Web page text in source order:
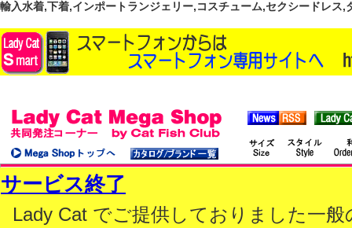
輸入水着,下着,インポートランジェリー,コスチューム,セクシードレス
サービス終了
Lady Cat でご提供しておりました一